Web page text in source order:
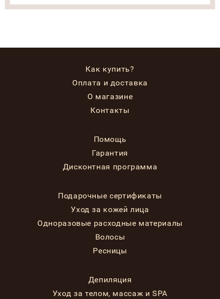
Как купить?
Оплата и доставка
О магазине
Контакты
Помощь
Гарантия
Дисконтная программа
Подарочные сертификаты
Уход за кожей лица
Одноразовые расходные материалы
Волосы
Ресницы
Депиляция
Уход за телом, массаж и SPA